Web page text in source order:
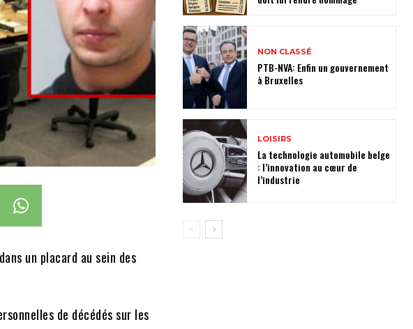
un placard au sein des
de décédés sur les
NON CLASSÉ
PTB-NVA: Enfin un gouvernement
à Bruxelles
LOISIRS
La technologie automobile belge
: l’innovation au cœur de
l’industrie